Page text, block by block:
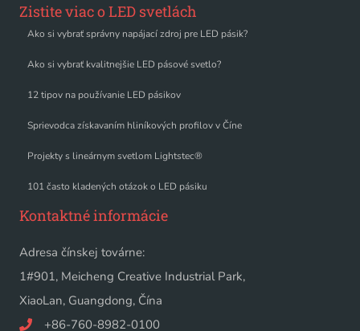
Zistite viac o LED svetlách
Ako si vybrať správny napájací zdroj pre LED pásik?
Ako si vybrať kvalitnejšie LED pásové svetlo?
12 tipov na používanie LED pásikov
Sprievodca získavaním hliníkových profilov v Číne
Projekty s lineárnym svetlom Lightstec®
101 často kladených otázok o LED pásiku
Kontaktné informácie
Adresa čínskej továrne:
1#901, Meicheng Creative Industrial Park,
XiaoLan, Guangdong, Čína
+86-760-8982-0100